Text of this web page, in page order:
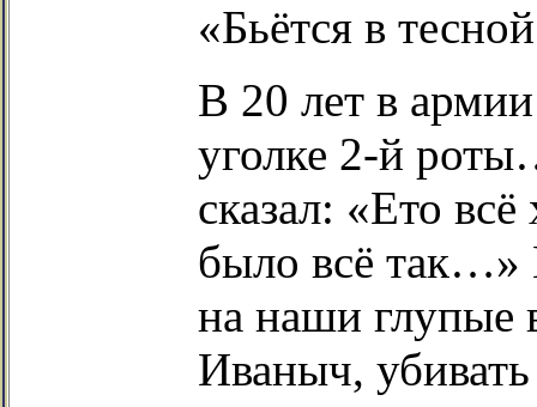
«Бьётся в
В 20 лет в
уголке 2-й
сказал: «Ето
было всё так…»
на наши глупые
Иваныч,